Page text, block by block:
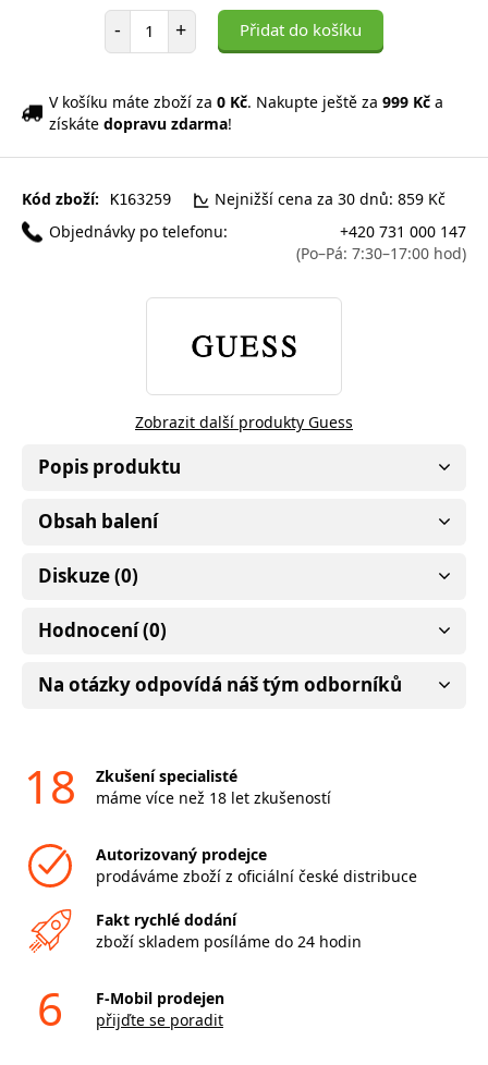
- Počet položek
+ Přidat do košíku
V košíku máte zboží za 0 Kč. Nakupte ještě za 999 Kč a
získáte dopravu zdarma!
Kód zboží: K163259
Nejnižší cena za 30 dnů: 859 Kč
Objednávky po telefonu:
+420 731 000 147
(Po–Pá: 7:30–17:00 hod)
Zobrazit další produkty Guess
Popis produktu
Obsah balení
Diskuze (0)
Hodnocení (0)
Na otázky odpovídá náš tým odborníků
18
Zkušení specialisté
máme více než 18 let zkušeností
Autorizovaný prodejce
prodáváme zboží z oficiální české distribuce
Fakt rychlé dodání
zboží skladem posíláme do 24 hodin
6
F-Mobil prodejen
přijďte se poradit